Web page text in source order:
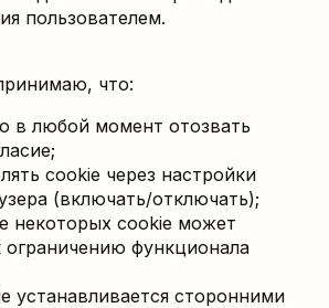
пользователем.
что:
в любой момент отозвать
cookie через настройки
(включать/отключать);
некоторых cookie может
ограничению функционала
устанавливается сторонними